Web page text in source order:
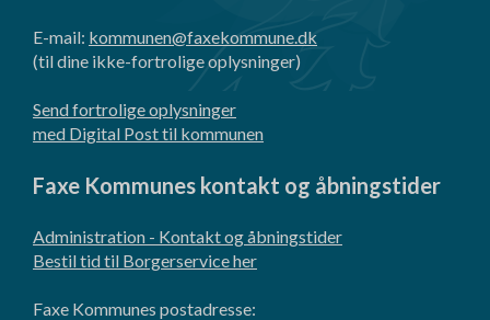
E-mail: kommunen@faxekommune.dk
(til dine ikke-fortrolige oplysninger)
Send fortrolige oplysninger
med Digital Post til kommunen
Faxe Kommunes kontakt og åbningstider
Administration - Kontakt og åbningstider
Bestil tid til Borgerservice her
Faxe Kommunes postadresse: